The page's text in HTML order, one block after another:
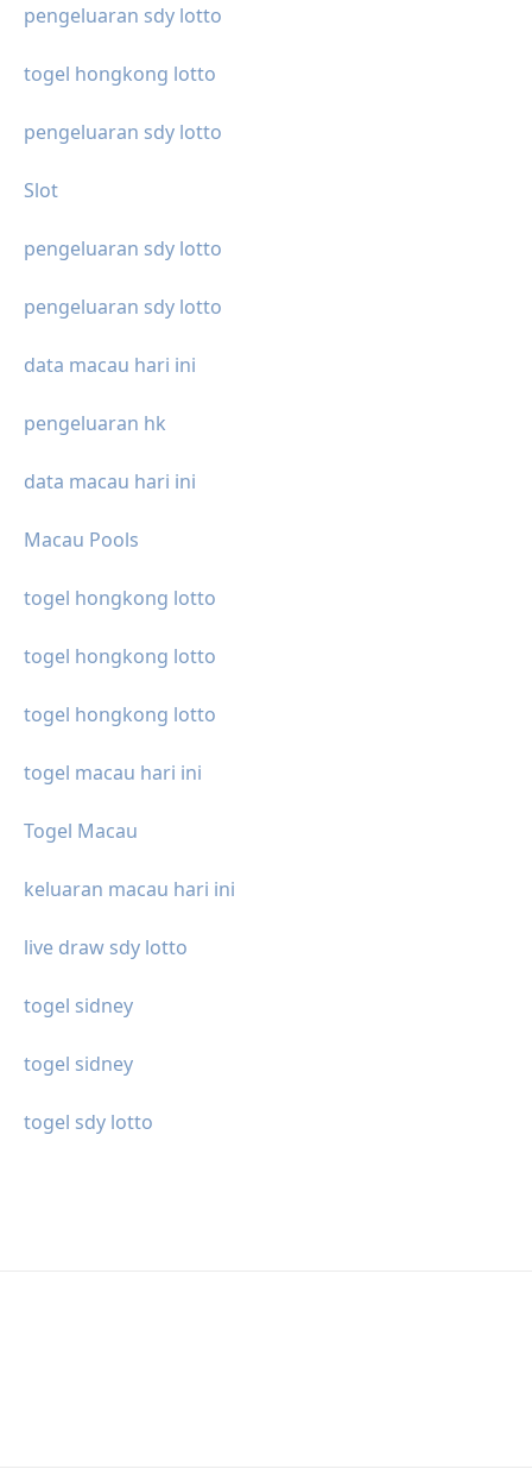
pengeluaran sdy lotto
togel hongkong lotto
pengeluaran sdy lotto
Slot
pengeluaran sdy lotto
pengeluaran sdy lotto
data macau hari ini
pengeluaran hk
data macau hari ini
Macau Pools
togel hongkong lotto
togel hongkong lotto
togel hongkong lotto
togel macau hari ini
Togel Macau
keluaran macau hari ini
live draw sdy lotto
togel sidney
togel sidney
togel sdy lotto